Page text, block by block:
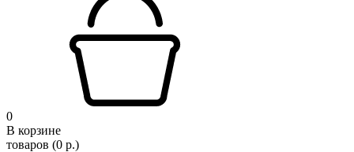
0
В корзине
товаров (0 р.)